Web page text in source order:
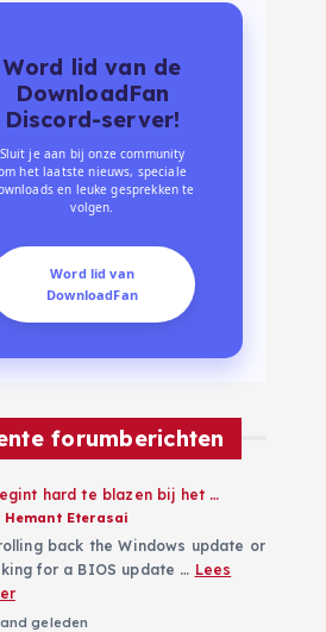
Word lid van de
DownloadFan
Discord-server!
Sluit je aan bij onze community
het laatste nieuws, speciale
en leuke gesprekken te
volgen.
Word lid van
DownloadFan
forumberichten
hard te blazen bij het …
Hemant Eterasai
back the Windows update or
for a BIOS update … Lees
geleden